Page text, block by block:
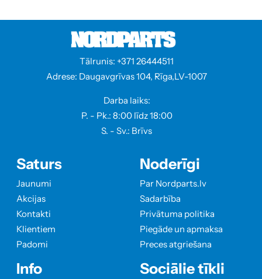
Tālrunis: +371 26444511
Adrese: Daugavgrīvas 104, Rīga,LV-1007
Darba laiks:
P. - Pk.: 8:00 līdz 18:00
S. - Sv.: Brīvs
Saturs
Jaunumi
Akcijas
Kontakti
Klientiem
Padomi
Info
Noderīgi
Par Nordparts.lv
Sadarbība
Privātuma politika
Piegāde un apmaksa
Preces atgriešana
Sociālie tīkli